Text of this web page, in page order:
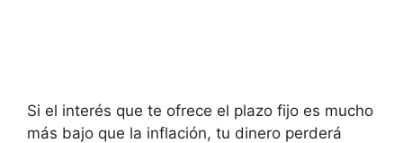
Si el interés que te ofrece el plazo fijo es mucho
más bajo que la inflación, tu dinero perderá